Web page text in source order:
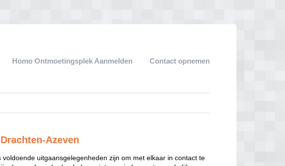
Homo Ontmoetingsplek Aanmelden Contact opnemen
Azeven
uitgaansgelegenheden zijn om met elkaar in contact te